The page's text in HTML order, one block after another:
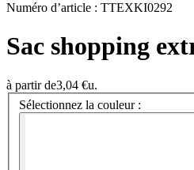
Numéro d’article : TTEXKI0292
Sac shopping
à partir de3,04 €u.
Sélectionnez la couleur :